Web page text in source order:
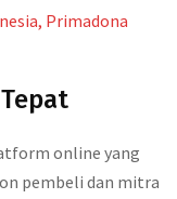
Primadona
online yang
pembeli dan mitra